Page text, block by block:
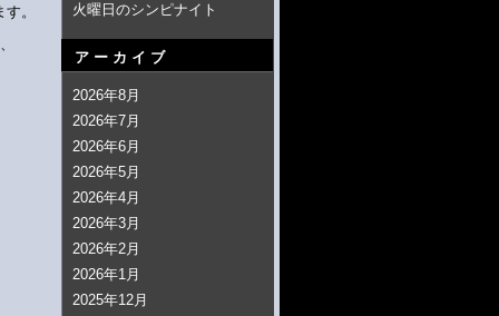
。
火曜日のシンピナイト
アーカイブ
2026年8月
2026年7月
2026年6月
2026年5月
2026年4月
2026年3月
2026年2月
2026年1月
2025年12月